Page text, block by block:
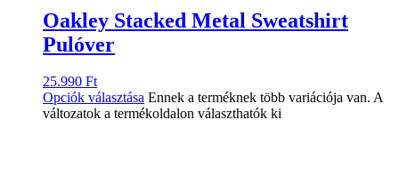
Oakley Stacked Metal Sweatshirt
Pulóver
25.990 Ft
Opciók választása Ennek a terméknek több variációja van. A
változatok a termékoldalon választhatók ki